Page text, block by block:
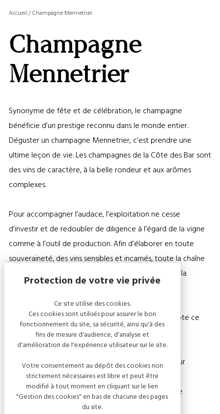
Accueil /Champagne Mennetrier
Champagne
Mennetrier
Synonyme de fête et de célébration, le champagne
bénéficie d’un prestige reconnu dans le monde entier.
Déguster un champagne Mennetrier, c’est prendre une
ultime leçon de vie. Les champagnes de la Côte des Bar sont
des vins de caractère, à la belle rondeur et aux arômes
complexes.
Pour accompagner l’audace, l’exploitation ne cesse
d’investir et de redoubler de diligence à l’égard de la vigne
comme à l’outil de production. Afin d’élaborer en toute
souveraineté, des vins sensibles et incarnés, toute la chaîne
de tranformation du raisin à la bouteille s’éxécute à la
Le temps qui passe n’a pas d’importance. Seul compte ce
dont le vin a besoin pour créer sa lignée.
Les raisins sont donc cueillis de mains d’hommes. Leur
pressurage est doux et progressif. Les moûts ainsi
fractionnés sont opulents et généreux. Pour parfaire
l’exigence des fermentations, une cuverie en inox
Ce site utilise des cookies.
Ces cookies sont utilisés pour assurer le bon
fonctionnement du site, sa sécurité, ainsi qu'à des
fins de mesure d'audience, d'analyse et
d'amélioration de l'expérience utilisateur sur le site.
Votre consentement au dépôt des cookies non
strictement nécessaires est libre et peut être
modifié à tout moment en cliquant sur le lien
"Gestion des cookies" en bas de chacune des pages
du site.